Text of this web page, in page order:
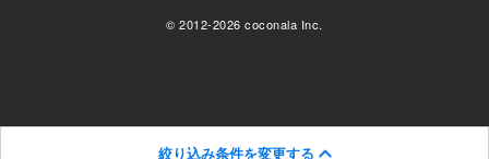
絞り込み条件を変更する